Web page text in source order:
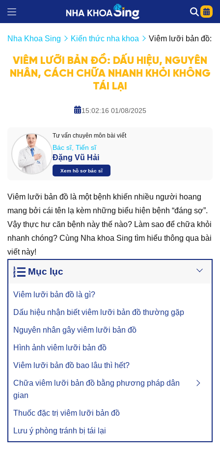
Nha Khoa Sing Kiến thức nha khoa Viêm lưỡi bản đồ:
VIÊM LƯỠI BẢN ĐỒ: DẤU HIỆU, NGUYÊN
NHÂN, CÁCH CHỮA NHANH KHỎI KHÔNG
TÁI LẠI
15:02:16 01/08/2025
Tư vấn chuyên môn bài viết
Bác sĩ, Tiến sĩ
Đặng Vũ Hải
Xem hồ sơ bác sĩ
Viêm lưỡi bản đồ là một bệnh khiến nhiều người hoang
mang bởi cái tên lạ kèm những biểu hiện bệnh “đáng sợ”.
Vậy thực hư căn bệnh này thế nào? Làm sao để chữa khỏi
nhanh chóng? Cùng Nha khoa Sing tìm hiểu thông qua bài
viết này!
Mục lục
Viêm lưỡi bản đồ là gì?
Dấu hiệu nhận biết viêm lưỡi bản đồ thường gặp
Nguyên nhân gây viêm lưỡi bản đồ
Hình ảnh viêm lưỡi bản đồ
Viêm lưỡi bản đồ bao lâu thì hết?
Chữa viêm lưỡi bản đồ bằng phương pháp dân
gian
Thuốc đặc trị viêm lưỡi bản đồ
Lưu ý phòng tránh bị tái lại